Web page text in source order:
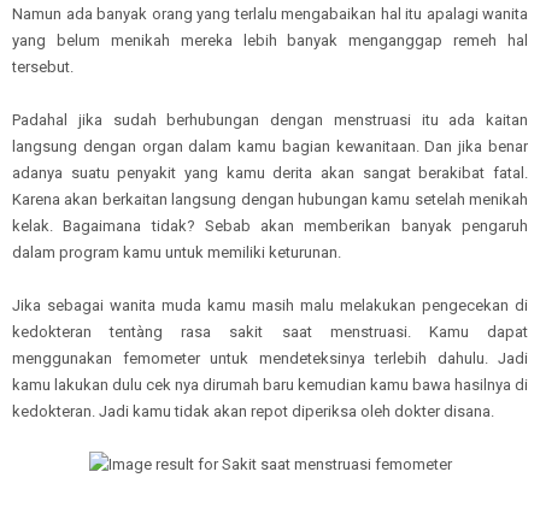
Namun ada banyak orang yang terlalu mengabaikan hal itu apalagi wanita
yang belum menikah mereka lebih banyak menganggap remeh hal
tersebut.
Padahal jika sudah berhubungan dengan menstruasi itu ada kaitan
langsung dengan organ dalam kamu bagian kewanitaan. Dan jika benar
adanya suatu penyakit yang kamu derita akan sangat berakibat fatal.
Karena akan berkaitan langsung dengan hubungan kamu setelah menikah
kelak. Bagaimana tidak? Sebab akan memberikan banyak pengaruh
dalam program kamu untuk memiliki keturunan.
Jika sebagai wanita muda kamu masih malu melakukan pengecekan di
kedokteran tentàng rasa sakit saat menstruasi. Kamu dapat
menggunakan femometer untuk mendeteksinya terlebih dahulu. Jadi
kamu lakukan dulu cek nya dirumah baru kemudian kamu bawa hasilnya di
kedokteran. Jadi kamu tidak akan repot diperiksa oleh dokter disana.